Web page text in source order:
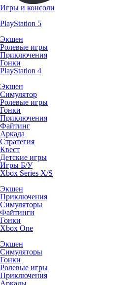
Игры и консоли
PlayStation 5
Экшен
Ролевые игры
Приключения
Гонки
PlayStation 4
Экшен
Симулятор
Ролевые игры
Гонки
Приключения
Файтинг
Аркада
Стратегия
Квест
Детские игры
Игры Б/У
Xbox Series X/S
Экшен
Приключения
Симуляторы
Файтинги
Гонки
Xbox One
Экшен
Симуляторы
Гонки
Ролевые игры
Приключения
Аркады